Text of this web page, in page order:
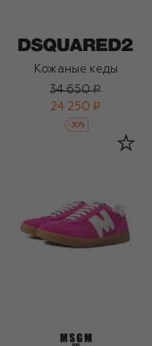
Кожаные кеды
34 650 ₽
24 250 ₽
-30%